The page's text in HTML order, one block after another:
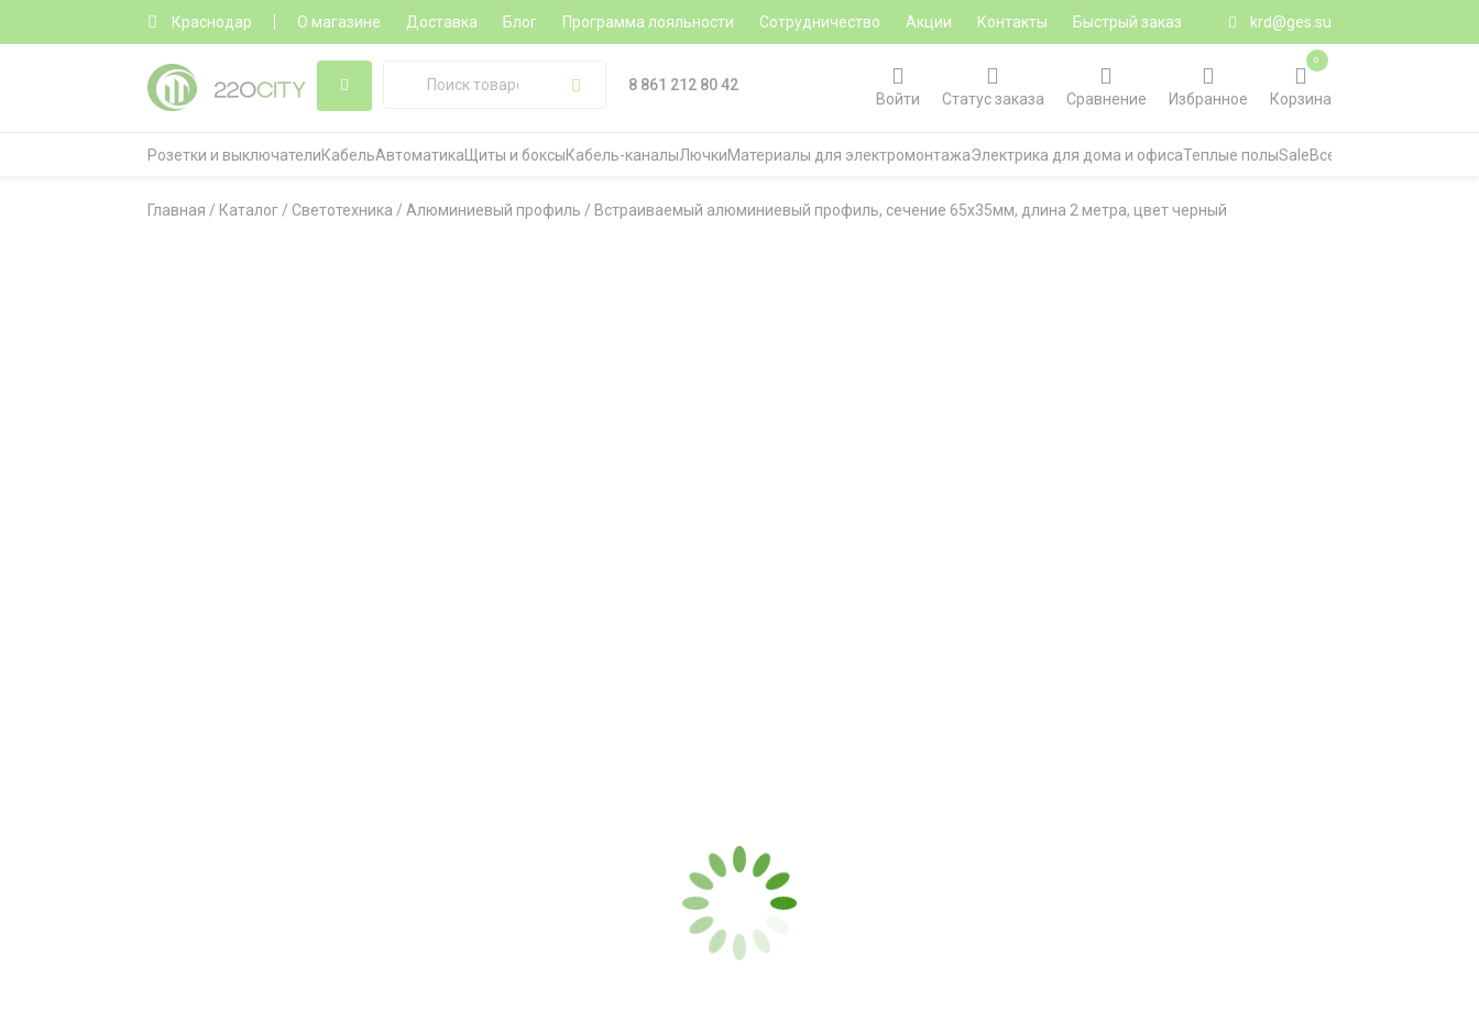
Краснодар О магазине Доставка Блог Программа лояльности Сотрудничество Акции Контакты Быстрый заказ krd@ges.su
8 861 212 80 42
Войти
Статус заказа Сравнение Избранное Корзина
0
Розетки и выключателиКабельАвтоматика Щиты и боксыКабель-каналыЛючкиМатериалы для электромонтажаЭлектрика для дома и офисаТеплые полыSaleВсе категории
Главная / Каталог / Светотехника / Алюминиевый профиль / Встраиваемый алюминиевый профиль, сечение 65х35мм, длина 2 метра, цвет черный